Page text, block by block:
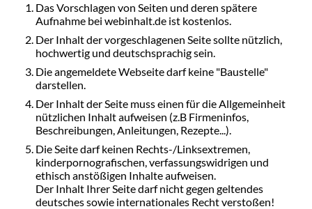
Das Vorschlagen von Seiten und deren spätere
Aufnahme bei webinhalt.de ist kostenlos.
Der Inhalt der vorgeschlagenen Seite sollte nützlich,
hochwertig und deutschsprachig sein.
Die angemeldete Webseite darf keine "Baustelle"
darstellen.
Der Inhalt der Seite muss einen für die Allgemeinheit
nützlichen Inhalt aufweisen (z.B Firmeninfos,
Beschreibungen, Anleitungen, Rezepte...).
Die Seite darf keinen Rechts-/Linksextremen,
kinderpornografischen, verfassungswidrigen und
ethisch anstößigen Inhalte aufweisen.
Der Inhalt Ihrer Seite darf nicht gegen geltendes
deutsches sowie internationales Recht verstoßen!